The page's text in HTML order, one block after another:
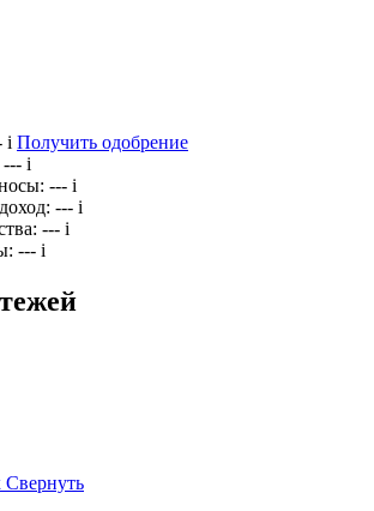
i Получить одобрение
--- i
--- i
--- i
--- i
--- i
Свернуть